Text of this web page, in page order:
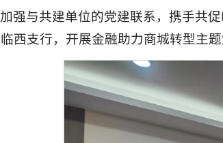
强与共建单位的党建联系，携手共
西支行，开展金融助力商城转型主题